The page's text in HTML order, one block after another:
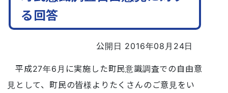
行政
る回答
公開日 2016年08月24日
平成27年6月に実施した町民意識調査での自由意
見として、町民の皆様よりたくさんのご意見をい